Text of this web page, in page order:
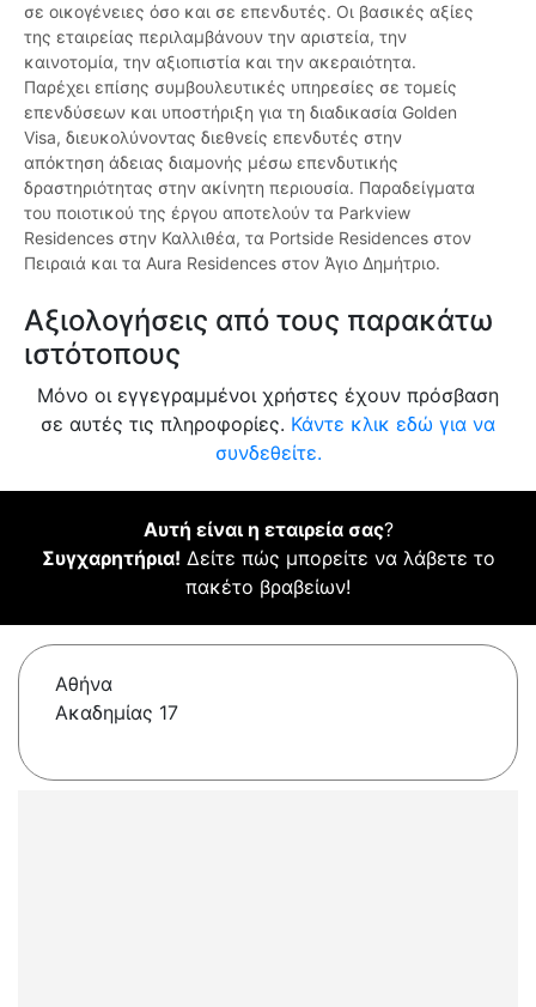
σε οικογένειες όσο και σε επενδυτές. Οι βασικές αξίες
της εταιρείας περιλαμβάνουν την αριστεία, την
καινοτομία, την αξιοπιστία και την ακεραιότητα.
Παρέχει επίσης συμβουλευτικές υπηρεσίες σε τομείς
επενδύσεων και υποστήριξη για τη διαδικασία Golden
Visa, διευκολύνοντας διεθνείς επενδυτές στην
απόκτηση άδειας διαμονής μέσω επενδυτικής
δραστηριότητας στην ακίνητη περιουσία. Παραδείγματα
του ποιοτικού της έργου αποτελούν τα Parkview
Residences στην Καλλιθέα, τα Portside Residences στον
Πειραιά και τα Aura Residences στον Άγιο Δημήτριο.
Αξιολογήσεις από τους παρακάτω
ιστότοπους
Μόνο οι εγγεγραμμένοι χρήστες έχουν πρόσβαση
σε αυτές τις πληροφορίες. Κάντε κλικ εδώ για να
συνδεθείτε.
Αυτή είναι η εταιρεία σας?
Συγχαρητήρια! Δείτε πώς μπορείτε να λάβετε το
πακέτο βραβείων!
Αθήνα
Ακαδημίας 17